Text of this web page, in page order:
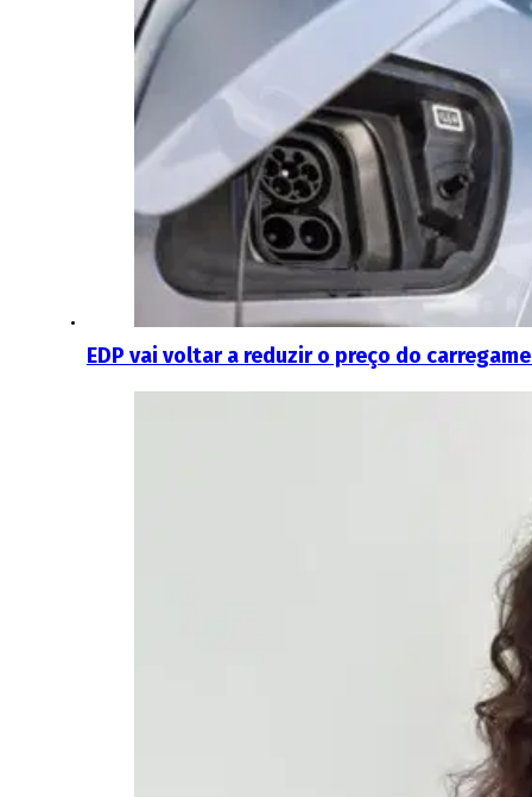
EDP vai voltar a reduzir o preço do